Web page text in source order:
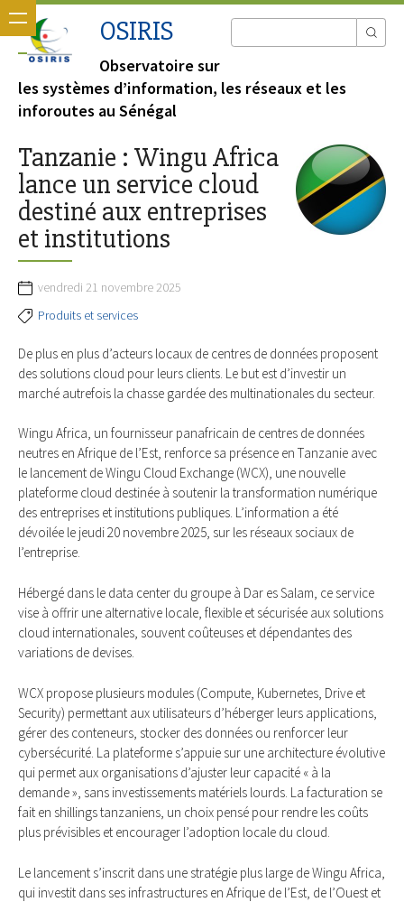
OSIRIS
Observatoire sur
les systèmes d’information, les réseaux et les
inforoutes au Sénégal
Tanzanie : Wingu Africa
lance un service cloud
destiné aux entreprises
et institutions
vendredi 21 novembre 2025
Produits et services
De plus en plus d’acteurs locaux de centres de données proposent
des solutions cloud pour leurs clients. Le but est d’investir un
marché autrefois la chasse gardée des multinationales du secteur.
Wingu Africa, un fournisseur panafricain de centres de données
neutres en Afrique de l’Est, renforce sa présence en Tanzanie avec
le lancement de Wingu Cloud Exchange (WCX), une nouvelle
plateforme cloud destinée à soutenir la transformation numérique
des entreprises et institutions publiques. L’information a été
dévoilée le jeudi 20 novembre 2025, sur les réseaux sociaux de
l’entreprise.
Hébergé dans le data center du groupe à Dar es Salam, ce service
vise à offrir une alternative locale, flexible et sécurisée aux solutions
cloud internationales, souvent coûteuses et dépendantes des
variations de devises.
WCX propose plusieurs modules (Compute, Kubernetes, Drive et
Security) permettant aux utilisateurs d’héberger leurs applications,
gérer des conteneurs, stocker des données ou renforcer leur
cybersécurité. La plateforme s’appuie sur une architecture évolutive
qui permet aux organisations d’ajuster leur capacité « à la
demande », sans investissements matériels lourds. La facturation se
fait en shillings tanzaniens, un choix pensé pour rendre les coûts
plus prévisibles et encourager l’adoption locale du cloud.
Le lancement s’inscrit dans une stratégie plus large de Wingu Africa,
qui investit dans ses infrastructures en Afrique de l’Est, de l’Ouest et